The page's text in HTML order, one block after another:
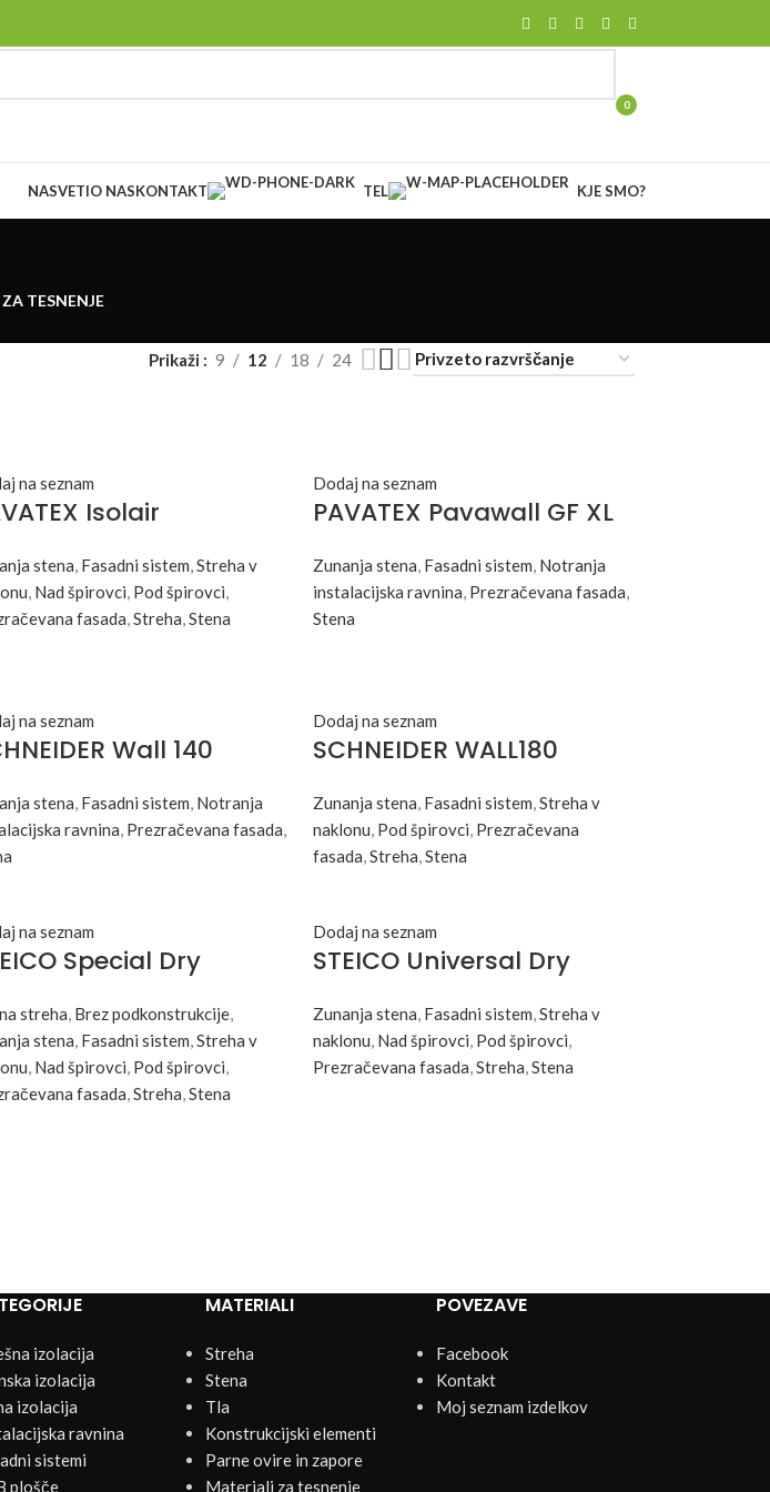
0
NASVETIO NASKONTAKT TEL KJE SMO?
TESNENJE
Prikaži 9 12 18 24
na seznam
Isolair
stena, Fasadni sistem,Streha v
, Nad špirovci, Pod špirovci,
fasada,Streha,Stena
Dodaj na seznam
PAVATEX Pavawall GF XL
Zunanja stena, Fasadni sistem, Notranja
instalacijska ravnina, Prezračevana fasada,
Stena
na seznam
Wall 140
stena, Fasadni sistem, Notranja
ravnina, Prezračevana fasada,
Dodaj na seznam
SCHNEIDER WALL180
Zunanja stena, Fasadni sistem,Streha v
naklonu, Pod špirovci, Prezračevana
fasada,Streha,Stena
na seznam
Special Dry
streha, Brez podkonstrukcije,
stena, Fasadni sistem,Streha v
, Nad špirovci, Pod špirovci,
fasada,Streha,Stena
Dodaj na seznam
STEICO Universal Dry
Zunanja stena, Fasadni sistem,Streha v
naklonu, Nad špirovci, Pod špirovci,
Prezračevana fasada,Streha,Stena
izolacija
izolacija
izolacija
ravnina
sistemi
plošče
MATERIALI
Streha
Stena
Tla
Konstrukcijski elementi
Parne ovire in zapore
Materiali za tesnenje
POVEZAVE
Facebook
Kontakt
Moj seznam izdelkov